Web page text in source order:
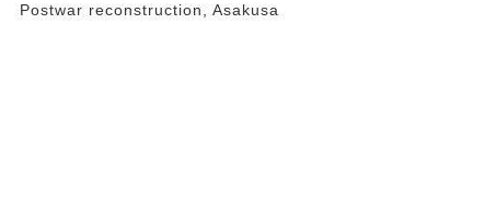
Postwar reconstruction, Asakusa